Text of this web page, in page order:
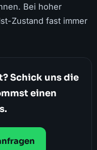
Bei hoher
Zustand fast immer
Schick uns die
einen